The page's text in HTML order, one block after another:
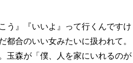
う』『いいよ』って行くんですけ
合のいい女みたいに扱われて。
玉森が「僕、人を家にいれるのが